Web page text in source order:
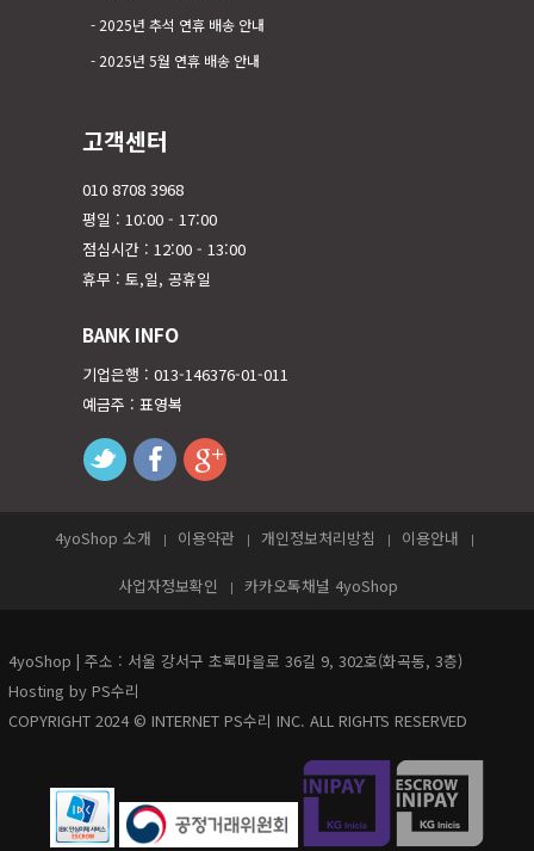
2025년 추석 연휴 배송 안내
2025년 5월 연휴 배송 안내
고객센터
010 8708 3968
평일 : 10:00 - 17:00
점심시간 : 12:00 - 13:00
휴무 : 토,일, 공휴일
BANK INFO
기업은행 : 013-146376-01-011
예금주 : 표영복
twitterfacebook
4yoShop 소개 이용약관 개인정보처리방침 이용안내
사업자정보확인 카카오톡채널 4yoShop
4yoShop | 주소 : 서울 강서구 초록마을로 36길 9, 302호(화곡동, 3층)
Hosting by PS수리
COPYRIGHT 2024 © INTERNET PS수리 INC. ALL RIGHTS RESERVED